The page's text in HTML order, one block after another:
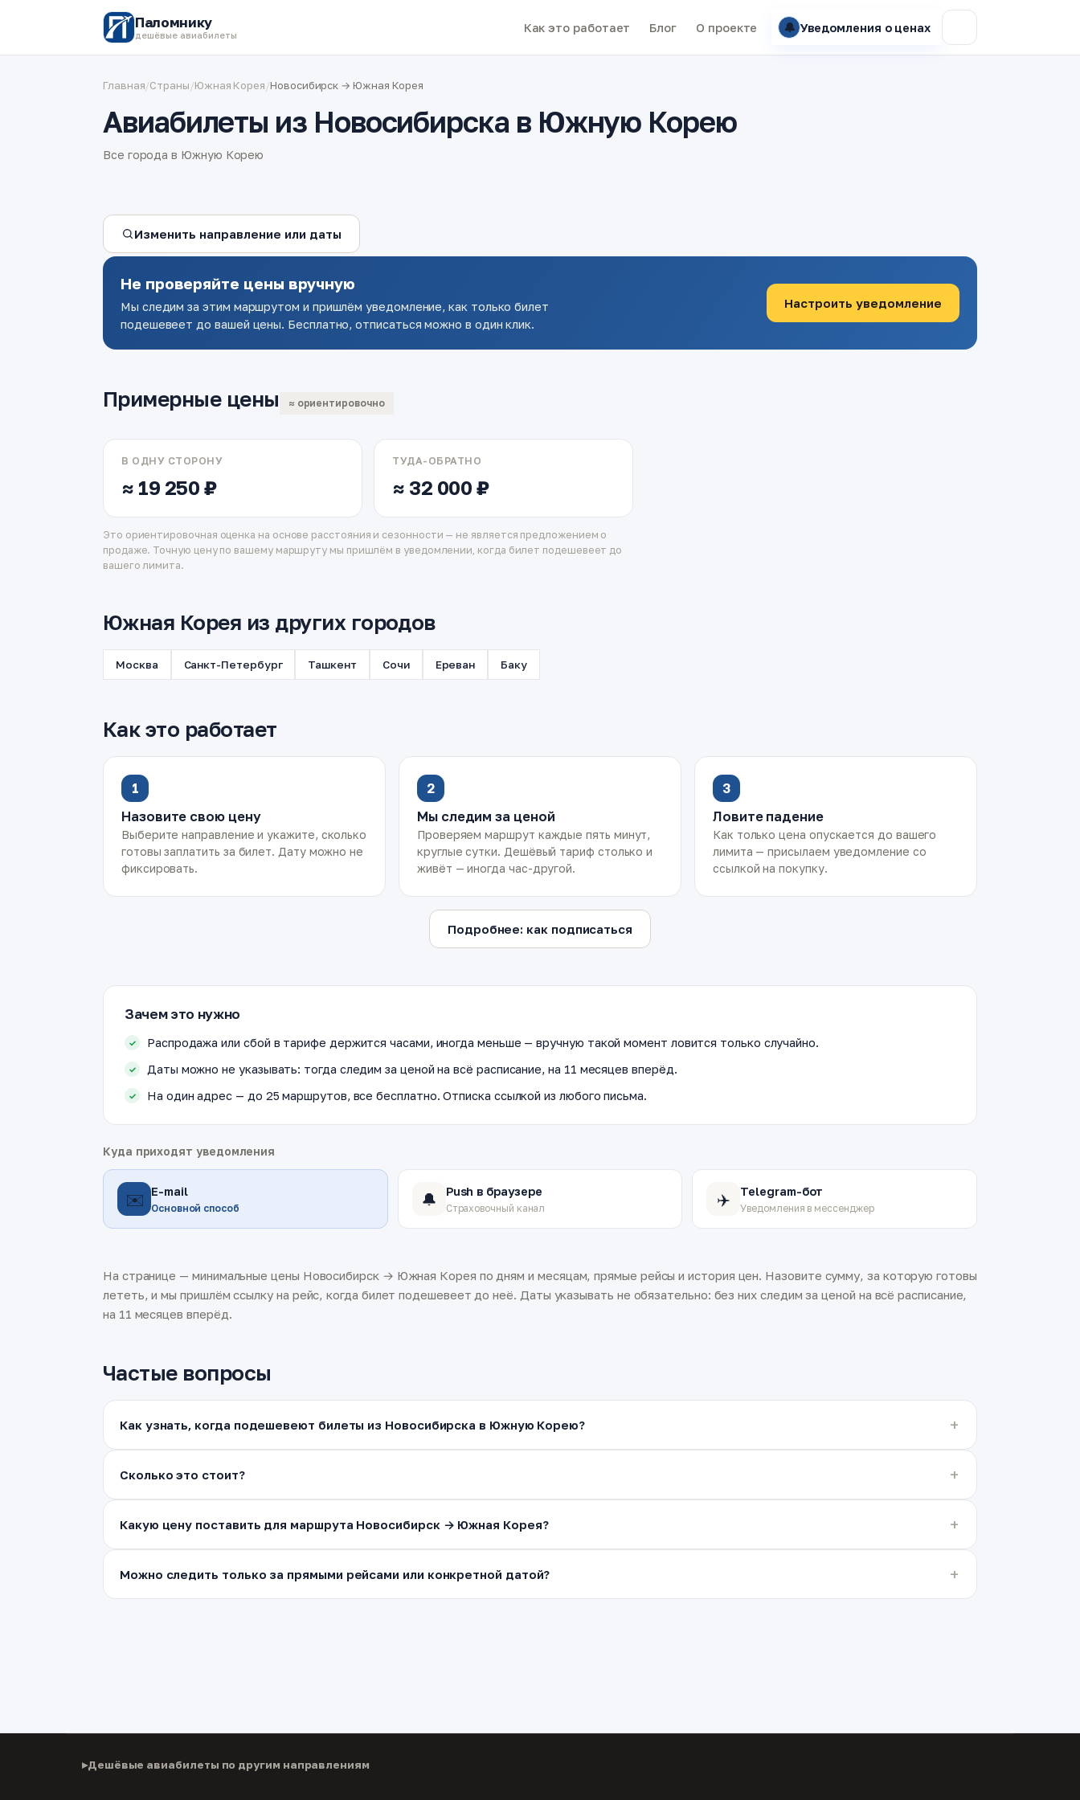
Паломнику
дешёвые авиабилеты
Как это работает Блог О проекте 🔔 Уведомления о ценах
Главная/Страны/Южная Корея/Новосибирск → Южная Корея
Авиабилеты из Новосибирска в Южную Корею
Все города в Южную Корею
Изменить направление или даты
Не проверяйте цены вручную
Мы следим за этим маршрутом и пришлём уведомление, как только билет
подешевеет до вашей цены. Бесплатно, отписаться можно в один клик.
Настроить уведомление
Примерные цены ≈ ориентировочно
В ОДНУ СТОРОНУ
≈ 19 250 ₽
ТУДА-ОБРАТНО
≈ 32 000 ₽
Это ориентировочная оценка на основе расстояния и сезонности — не является предложением о
продаже. Точную цену по вашему маршруту мы пришлём в уведомлении, когда билет подешевеет до
вашего лимита.
Южная Корея из других городов
Москва Санкт-Петербург Ташкент Сочи Ереван Баку
Как это работает
1
Назовите свою цену
Выберите направление и укажите, сколько
готовы заплатить за билет. Дату можно не
фиксировать.
2
Мы следим за ценой
Проверяем маршрут каждые пять минут,
круглые сутки. Дешёвый тариф столько и
живёт — иногда час-другой.
3
Ловите падение
Как только цена опускается до вашего
лимита — присылаем уведомление со
ссылкой на покупку.
Подробнее: как подписаться
Зачем это нужно
Распродажа или сбой в тарифе держится часами, иногда меньше — вручную такой момент ловится только случайно.
Даты можно не указывать: тогда следим за ценой на всё расписание, на 11 месяцев вперёд.
На один адрес — до 25 маршрутов, все бесплатно. Отписка ссылкой из любого письма.
Куда приходят уведомления
✉️ E-mail
Основной способ 🔔 Push в браузере
Страховочный канал ✈️ Telegram-бот
Уведомления в мессенджер
На странице — минимальные цены Новосибирск → Южная Корея по дням и месяцам, прямые рейсы и история цен. Назовите сумму, за которую готовы
лететь, и мы пришлём ссылку на рейс, когда билет подешевеет до неё. Даты указывать не обязательно: без них следим за ценой на всё расписание,
на 11 месяцев вперёд.
Частые вопросы
Как узнать, когда подешевеют билеты из Новосибирска в Южную Корею?
Сколько это стоит?
Какую цену поставить для маршрута Новосибирск → Южная Корея?
Можно следить только за прямыми рейсами или конкретной датой?
Дешёвые авиабилеты по другим направлениям